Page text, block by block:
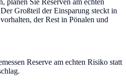
Großteil der Einsparung steckt in
der Rest in Pönalen und
Reserve am echten Risiko statt